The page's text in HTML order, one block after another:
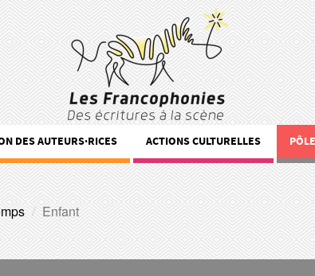
DES AUTEURS·RICES ACTIONS CULTURELLES
Enfant